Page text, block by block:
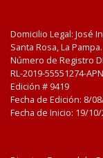
Domicilio Legal: José
Santa Rosa, La Pampa.
Número de Registro
RL-2019-55551274-
Edición # 9419
Fecha de Edición: 8/
Fecha de Inicio: 19/